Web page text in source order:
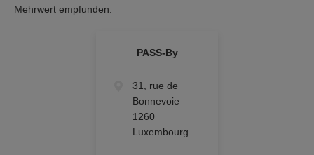
Mehrwert empfunden.
PASS-By
31, rue de
Bonnevoie
1260
Luxembourg